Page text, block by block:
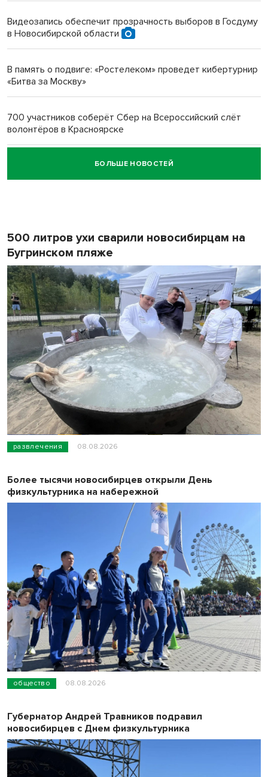
развлечения 08.08.2026
500 литров ухи сварили новосибирцам на
Бугринском пляже
общество 08.08.2026
Более тысячи новосибирцев открыли День
физкультурника на набережной
Губернатор Андрей Травников подравил
новосибирцев с Днем физкультурника
Новосибирский преподаватель с женой вошли в топ-16
Видеозапись обеспечит прозрачность выборов в Госдуму
в Новосибирской области
В память о подвиге: «Ростелеком» проведет кибертурнир
«Битва за Москву»
700 участников соберёт Сбер на Всероссийский слёт
волонтёров в Красноярске
Честный выбор: видеонаблюдение обеспечит
объективность результатов ЕДГ в Новосибирской
БОЛЬШЕ НОВОСТЕЙ